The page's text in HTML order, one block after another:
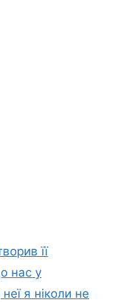
її
нас у
я ніколи не